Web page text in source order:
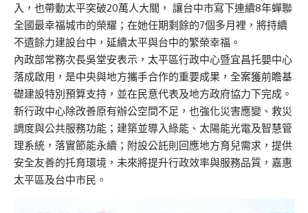
入，也帶動太平突破20萬人大關， 讓台中市寫下連續8年蟬聯
全國最幸福城市的榮耀；在她任期剩餘的7個多月裡，將持續
不遺餘力建設台中，延續太平與台中的繁榮幸福。
內政部常務次長吳堂安表示，太平區行政中心暨宜昌托嬰中心
落成啟用，是中央與地方攜手合作的重要成果，全案獲前瞻基
礎建設特別預算支持，並在民意代表及地方政府協力下完成。
新行政中心除改善原有辦公空間不足，也強化災害應變、救災
調度與公共服務功能；建築並導入綠能、太陽能光電及智慧管
理系統，落實節能永續；附設公託則回應地方育兒需求，提供
安全友善的托育環境，未來將提升行政效率與服務品質，嘉惠
太平區及台中市民。